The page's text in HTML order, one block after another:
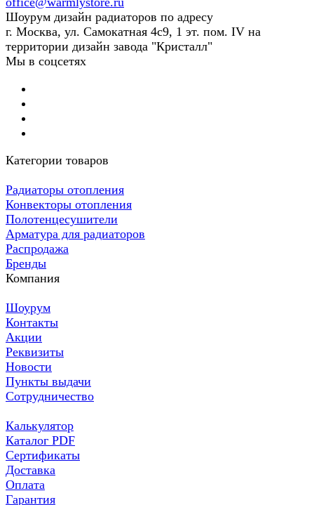
Шоурум дизайн радиаторов по адресу
г. Москва, ул. Самокатная 4с9, 1 эт. пом. IV на
территории дизайн завода "Кристалл"
Мы в соцсетях
Категории товаров
Радиаторы отопления
Конвекторы отопления
Полотенцесушители
Арматура для радиаторов
Распродажа
Бренды
Компания
Шоурум
Контакты
Акции
Реквизиты
Новости
Пункты выдачи
Сотрудничество
Калькулятор
Каталог PDF
Сертификаты
Доставка
Оплата
Гарантия